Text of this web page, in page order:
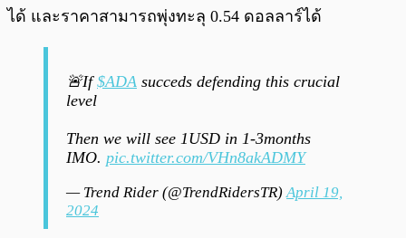
ได้ และราคาสามารถพุ่งทะลุ 0.54 ดอลลาร์ได้
🚨If$ADA succeds defending this crucial
level
Then we will see 1USD in 1-3months
IMO. pic.twitter.com/VHn8akADMY
— Trend Rider (@TrendRidersTR)April 19,
2024